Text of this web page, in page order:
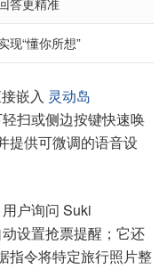
答更精准
现“懂你所想”
嵌入 灵动岛
轻扫或侧边按键快速唤
提供可微调的语音设
户询问 Suki
设置抢票提醒；它还
指令将特定旅行照片整